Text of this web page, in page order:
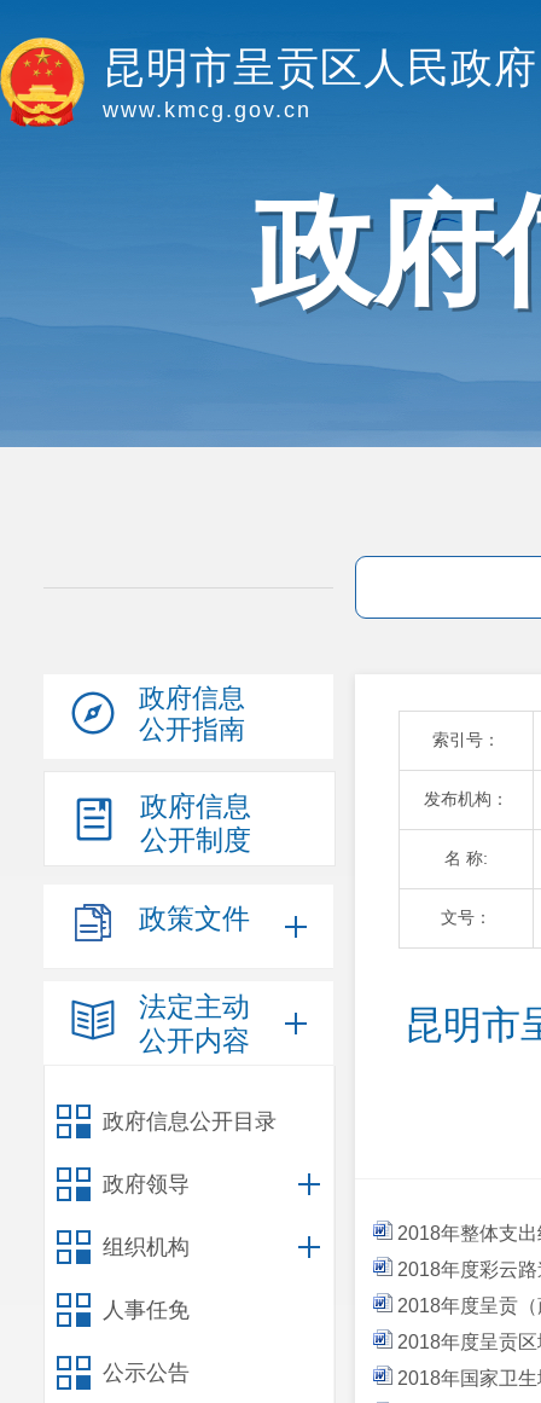
昆明市呈贡区人民政府
www.kmcg.gov.cn
政府
政府信息
公开指南
政府信息
公开制度
政策文件
法定主动
公开内容
政府信息公开目录
政府领导
组织机构
人事任免
公示公告
索引号：
发布机构：
名 称:
文号：
昆明市
2018年整体支
2018年度彩云
2018年度呈贡
2018年度呈贡
2018年国家卫